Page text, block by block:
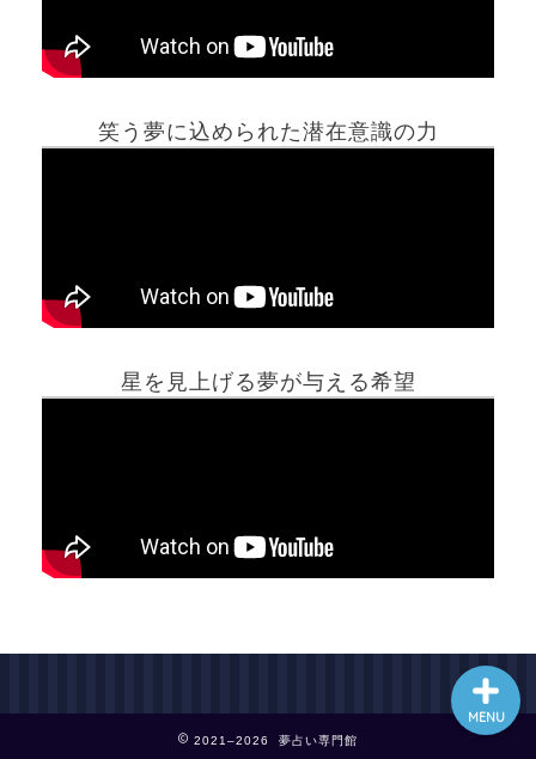
笑う夢に込められた潜在意識の力
星を見上げる夢が与える希望
2021–2026 夢占い専門館
MENU
ホーム
最新記事動画